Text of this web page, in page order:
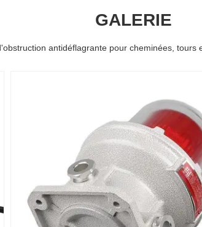
GALERIE
antidéflagrante pour cheminées, tours